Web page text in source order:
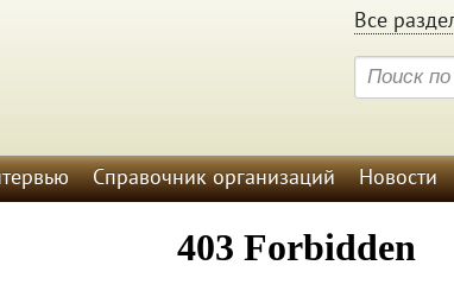
Все
Справочник организаций Новости